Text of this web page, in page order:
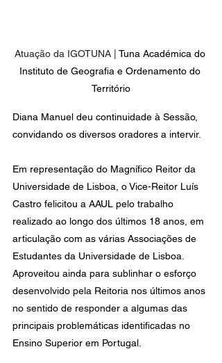
Atuação da IGOTUNA | Tuna Académica do
Instituto de Geografia e Ordenamento do
Território
Diana Manuel deu continuidade à Sessão,
convidando os diversos oradores a intervir.
Em representação do Magnífico Reitor da
Universidade de Lisboa, o Vice-Reitor Luís
Castro felicitou a AAUL pelo trabalho
realizado ao longo dos últimos 18 anos, em
articulação com as várias Associações de
Estudantes da Universidade de Lisboa.
Aproveitou ainda para sublinhar o esforço
desenvolvido pela Reitoria nos últimos anos
no sentido de responder a algumas das
principais problemáticas identificadas no
Ensino Superior em Portugal.